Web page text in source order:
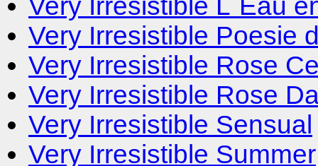
Very Irresistible L`Eau
Very Irresistible Poesie
Very Irresistible Rose
Very Irresistible Rose
Very Irresistible Sensual
Very Irresistible Summer